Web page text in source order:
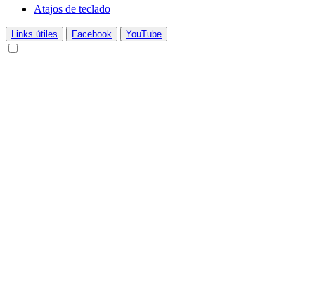
Atajos de teclado
Links útiles Facebook YouTube